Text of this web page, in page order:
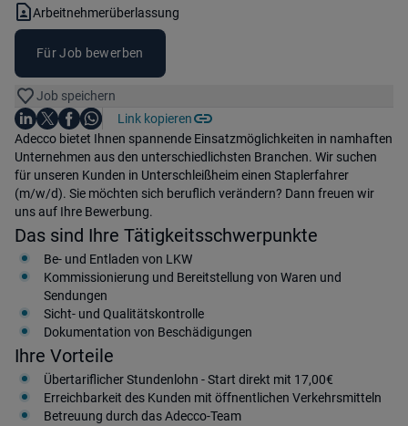
Vertragsart:
Arbeitnehmerüberlassung
Für Job bewerben
Job speichern
Teile diesen Job
Auf LinkedIn teilen
Auf X teilen
Auf Facebook teilen
Auf WhatsApp teilen
Link kopieren
Einleitung
Adecco bietet Ihnen spannende Einsatzmöglichkeiten in namhaften
Unternehmen aus den unterschiedlichsten Branchen. Wir suchen
für unseren Kunden in Unterschleißheim einen Staplerfahrer
(m/w/d). Sie möchten sich beruflich verändern? Dann freuen wir
uns auf Ihre Bewerbung.
Das sind Ihre Tätigkeitsschwerpunkte
Be- und Entladen von LKW
Kommissionierung und Bereitstellung von Waren und
Sendungen
Sicht- und Qualitätskontrolle
Dokumentation von Beschädigungen
Ihre Vorteile
Übertariflicher Stundenlohn - Start direkt mit 17,00€
Erreichbarkeit des Kunden mit öffnentlichen Verkehrsmitteln
Betreuung durch das Adecco-Team